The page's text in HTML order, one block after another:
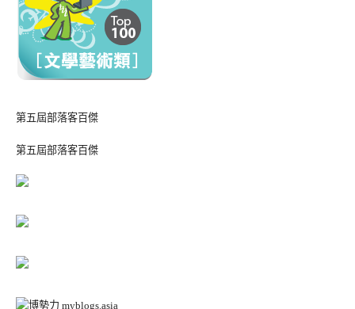
第五屆部落客百傑
第五屆部落客百傑